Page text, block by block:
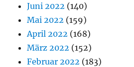
Juni 2022 (140)
Mai 2022 (159)
April 2022 (168)
März 2022 (152)
Februar 2022 (183)